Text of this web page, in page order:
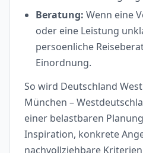
Beratung: Wenn eine
oder eine Leistung
persoenliche
Einordnung.
So wird Deutschland
München –
einer belastbaren
Inspiration, konkrete
nachvollziehbare